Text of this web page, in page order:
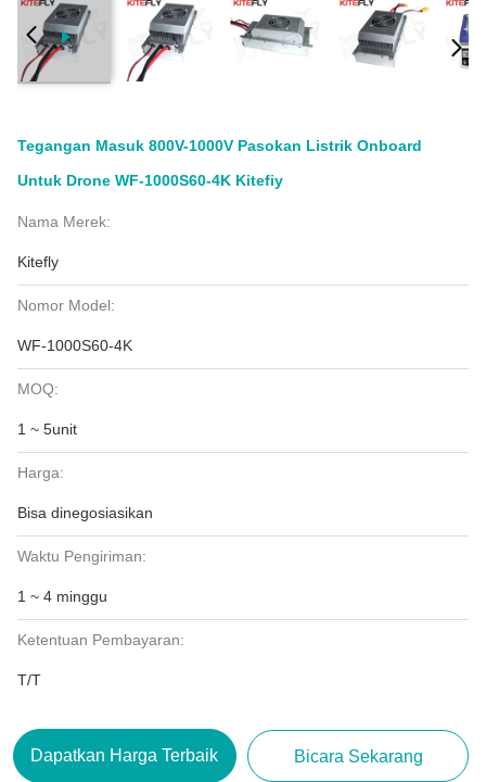
Tegangan Masuk 800V-1000V Pasokan Listrik Onboard
Untuk Drone WF-1000S60-4K Kitefiy
Nama Merek:
Kitefly
Nomor Model:
WF-1000S60-4K
MOQ:
1 ~ 5unit
Harga:
Bisa dinegosiasikan
Waktu Pengiriman:
1 ~ 4 minggu
Ketentuan Pembayaran:
T/T
Dapatkan Harga Terbaik Bicara Sekarang